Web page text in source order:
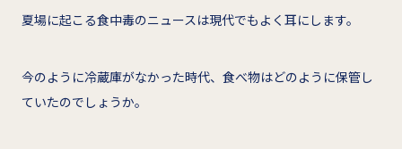
夏場に起こる食中毒のニュースは現代でもよく耳にします。
今のように冷蔵庫がなかった時代、食べ物はどのように保管し
ていたのでしょうか。